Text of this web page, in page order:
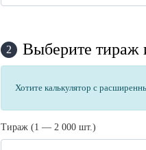
2 Выберите тираж
Хотите калькулятор с
Тираж (1 — 2 000 шт.)